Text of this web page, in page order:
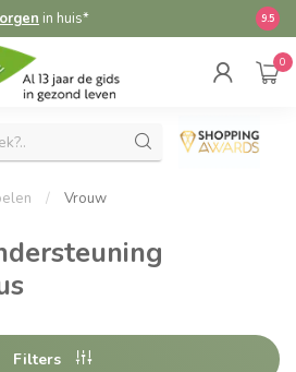
in huis* 9.5
0
/ Vrouw
Filters